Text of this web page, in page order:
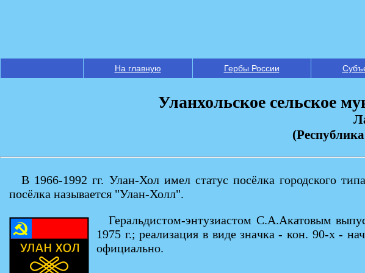
На главную Гербы России
Уланхольское сельское
В 1966-1992 гг. Улан-Хол имел статус посёлка городского
посёлка называется "Улан-Холл".
Геральдистом-энтузиастом С.А.Акатовым
1975 г.; реализация в виде значка - кон. 90-х -
официально.